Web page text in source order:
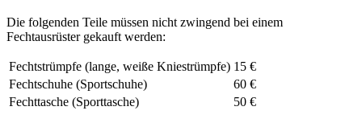
Die folgenden Teile müssen nicht zwingend bei einem
Fechtausrüster gekauft werden:
Fechtstrümpfe (lange, weiße Kniestrümpfe) 15 €
Fechtschuhe (Sportschuhe)
60 €
Fechttasche (Sporttasche)
50 €